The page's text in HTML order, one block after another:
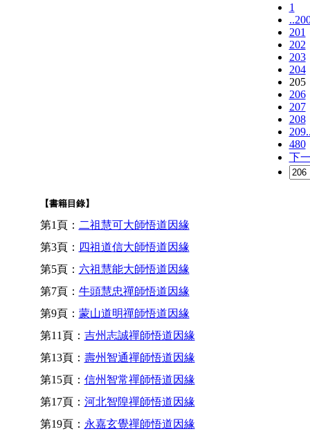
1
201
202
203
204
205
206
207
208
480
下
【書籍目錄】
第1頁： 二祖慧可大師悟道因緣
第3頁： 四祖道信大師悟道因緣
第5頁： 六祖慧能大師悟道因緣
第7頁： 牛頭慧忠禪師悟道因緣
第9頁： 蒙山道明禪師悟道因緣
第11頁： 吉州志誠禪師悟道因緣
第13頁： 壽州智通禪師悟道因緣
第15頁： 信州智常禪師悟道因緣
第17頁： 河北智隍禪師悟道因緣
第19頁： 永嘉玄覺禪師悟道因緣